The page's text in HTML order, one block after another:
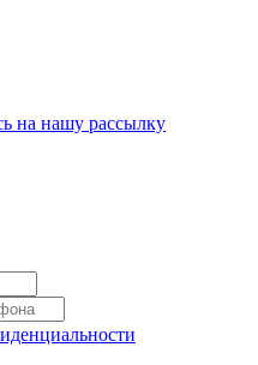
на нашу рассылку